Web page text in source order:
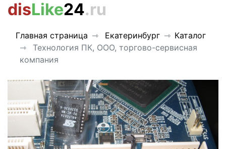
disLike24.ru
Главная страница Екатеринбург
Каталог
Технология ПК, ООО, торгово-сервисная
компания